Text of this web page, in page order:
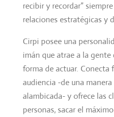
recibir y recordar”
relaciones estratégicas y
Cirpi posee una
imán que atrae a la gente
forma de actuar. Conecta
audiencia -de una
alambicada- y ofrece las
personas, sacar el